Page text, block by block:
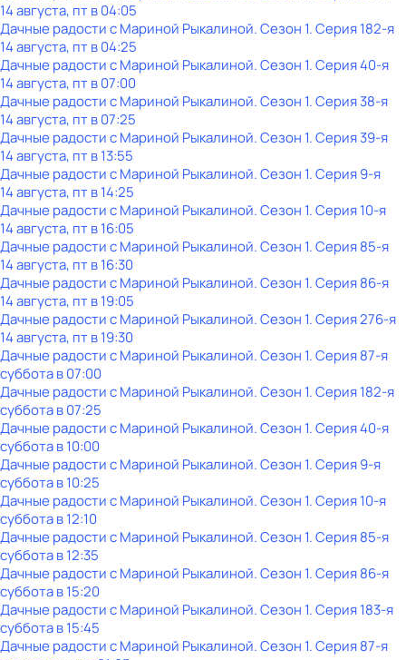
14 августа, пт в 04:05
Дачные радости с Мариной Рыкалиной. Сезон 1. Серия 182-я
14 августа, пт в 04:25
Дачные радости с Мариной Рыкалиной. Сезон 1. Серия 40-я
14 августа, пт в 07:00
Дачные радости с Мариной Рыкалиной. Сезон 1. Серия 38-я
14 августа, пт в 07:25
Дачные радости с Мариной Рыкалиной. Сезон 1. Серия 39-я
14 августа, пт в 13:55
Дачные радости с Мариной Рыкалиной. Сезон 1. Серия 9-я
14 августа, пт в 14:25
Дачные радости с Мариной Рыкалиной. Сезон 1. Серия 10-я
14 августа, пт в 16:05
Дачные радости с Мариной Рыкалиной. Сезон 1. Серия 85-я
14 августа, пт в 16:30
Дачные радости с Мариной Рыкалиной. Сезон 1. Серия 86-я
14 августа, пт в 19:05
Дачные радости с Мариной Рыкалиной. Сезон 1. Серия 276-я
14 августа, пт в 19:30
Дачные радости с Мариной Рыкалиной. Сезон 1. Серия 87-я
субботав07:00
Дачные радости с Мариной Рыкалиной. Сезон 1. Серия 182-я
субботав07:25
Дачные радости с Мариной Рыкалиной. Сезон 1. Серия 40-я
субботав10:00
Дачные радости с Мариной Рыкалиной. Сезон 1. Серия 9-я
субботав10:25
Дачные радости с Мариной Рыкалиной. Сезон 1. Серия 10-я
субботав12:10
Дачные радости с Мариной Рыкалиной. Сезон 1. Серия 85-я
субботав12:35
Дачные радости с Мариной Рыкалиной. Сезон 1. Серия 86-я
субботав15:20
Дачные радости с Мариной Рыкалиной. Сезон 1. Серия 183-я
субботав15:45
Дачные радости с Мариной Рыкалиной. Сезон 1. Серия 87-я